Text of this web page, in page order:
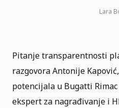
Lara
Pitanje transparentnosti
razgovora Antonije
potencijala u Bugatti
ekspert za nagrađivanje i